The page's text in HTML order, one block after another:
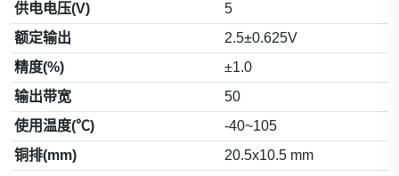
供电电压(V)
5
额定输出
2.5±0.625V
精度(%)
±1.0
输出带宽
50
使用温度(℃)
-40~105
铜排(mm)
20.5x10.5 mm